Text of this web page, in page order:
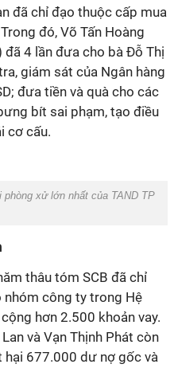
đã chỉ đạo thuộc cấp mua
đó, Võ Tấn Hoàng
4 lần đưa cho bà Đỗ Thị
giám sát của Ngân hàng
đưa tiền và quà cho các
bít sai phạm, tạo điều
cơ cấu.
xử lớn nhất của TAND TP
thâu tóm SCB đã chỉ
nhóm công ty trong Hệ
hơn 2.500 khoản vay.
và Vạn Thịnh Phát còn
hại 677.000 dư nợ gốc và